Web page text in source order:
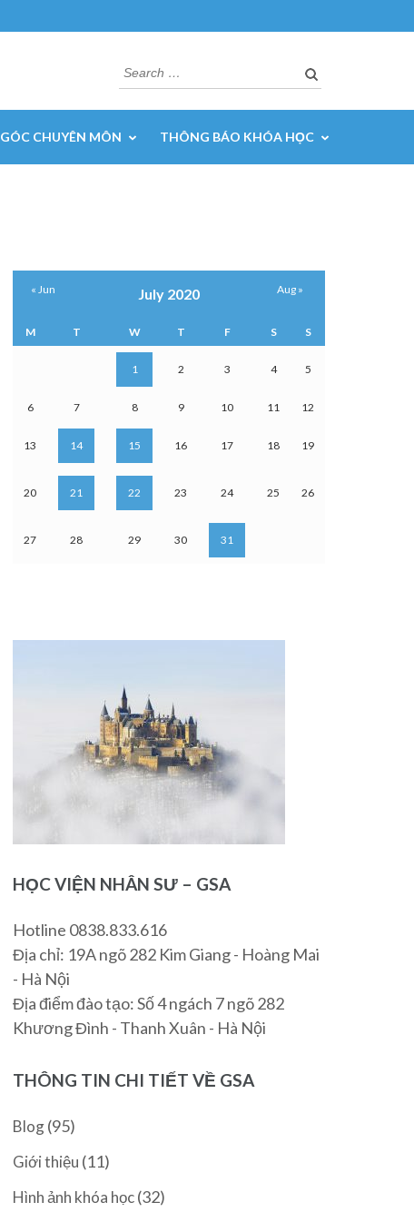
Search
for:
GÓC CHUYÊN MÔN THÔNG BÁO KHÓA HỌC
July 2020
M T W T F S S
1 2 3 4 5
6 7 8 9 10 11 12
13 14 15 16 17 18 19
20 21 22 23 24 25 26
27 28 29 30 31
« Jun Aug »
HỌC VIỆN NHÂN SƯ – GSA
Hotline 0838.833.616
Địa chỉ: 19A ngõ 282 Kim Giang - Hoàng Mai
- Hà Nội
Địa điểm đào tạo: Số 4 ngách 7 ngõ 282
Khương Đình - Thanh Xuân - Hà Nội
THÔNG TIN CHI TIẾT VỀ GSA
Blog(95)
Giới thiệu (11)
Hình ảnh khóa học(32)